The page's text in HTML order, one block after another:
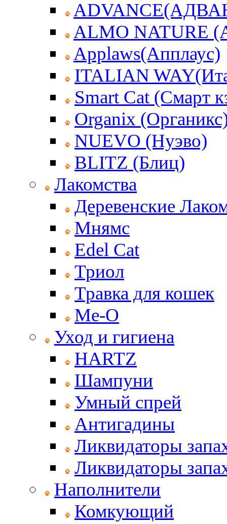
ALMO
Applaws(Апплаус)
ITALIAN
Smart Cat (Смарт
Organix
NUEVO (Нуэво)
BLITZ (Блиц)
Лакомства
Деревенские
Мнямс
Edel Cat
Триол
Травка для кошек
Ме-О
Уход и гигиена
HARTZ
Шампуни
Умный спрей
Антигадины
Ликвидаторы
Ликвидаторы
Наполнители
Комкующий